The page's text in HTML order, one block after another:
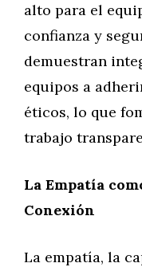
alto para el
confianza y
demuestran
equipos a
éticos, lo que
trabajo
La Empatía
Conexión
La empatía, la